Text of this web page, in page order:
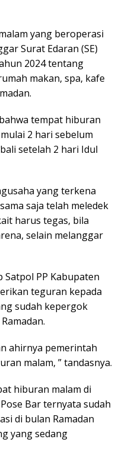
yang beroperasi
Surat Edaran (SE)
2024 tentang
makan, spa, kafe
tempat hiburan
2 hari sebelum
setelah 2 hari Idul
yang terkena
saja telah meledek
harus tegas, bila
selain melanggar
PP Kabupaten
teguran kepada
sudah kepergok
ahirnya pemerintah
malam, ” tandasnya.
hiburan malam di
Bar ternyata sudah
di bulan Ramadan
yang sedang